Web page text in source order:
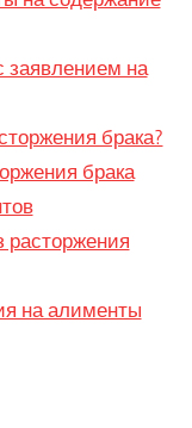
заявлением на
брака?
брака
расторжения
на алименты